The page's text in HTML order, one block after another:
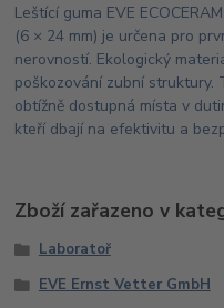
Leštící guma EVE
(6 × 24 mm) je určena pro
nerovností. Ekologický
poškozování zubní struktury.
obtížně dostupná místa v
kteří dbají na efektivitu a
Zboží zařazeno v
Laboratoř
EVE Ernst Vetter GmbH